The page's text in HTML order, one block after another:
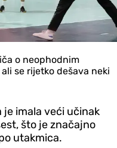
o neophodnim
se rijetko dešava neki
je imala veći učinak
što je značajno
utakmica.